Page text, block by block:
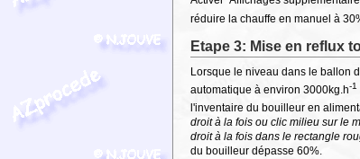
réduire la chauffe en manuel à
Etape 3: Mise en reflux
Lorsque le niveau dans le ballon
automatique à environ 3000kg.h-1
l'inventaire du bouilleur en
droit à la fois ou clic milieu sur le
droit à la fois dans le rectangle
du bouilleur dépasse 60%.